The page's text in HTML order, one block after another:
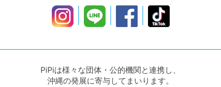
PiPiは様々な団体・公的機関と連携し、
沖縄の発展に寄与してまいります。